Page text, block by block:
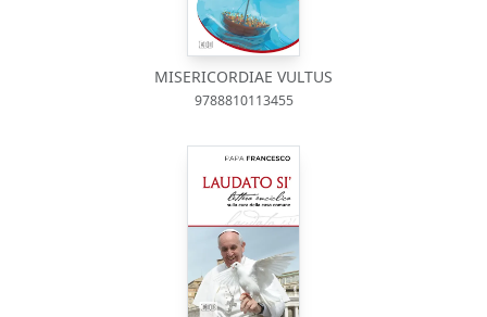
MISERICORDIAE VULTUS
9788810113455